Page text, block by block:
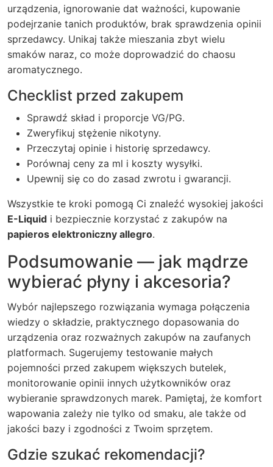
urządzenia, ignorowanie dat ważności, kupowanie
podejrzanie tanich produktów, brak sprawdzenia opinii
sprzedawcy. Unikaj także mieszania zbyt wielu
smaków naraz, co może doprowadzić do chaosu
aromatycznego.
Checklist przed zakupem
Sprawdź skład i proporcje VG/PG.
Zweryfikuj stężenie nikotyny.
Przeczytaj opinie i historię sprzedawcy.
Porównaj ceny za ml i koszty wysyłki.
Upewnij się co do zasad zwrotu i gwarancji.
Wszystkie te kroki pomogą Ci znaleźć wysokiej jakości
E-Liquid i bezpiecznie korzystać z zakupów na
papieros elektroniczny allegro.
Podsumowanie — jak mądrze
wybierać płyny i akcesoria?
Wybór najlepszego rozwiązania wymaga połączenia
wiedzy o składzie, praktycznego dopasowania do
urządzenia oraz rozważnych zakupów na zaufanych
platformach. Sugerujemy testowanie małych
pojemności przed zakupem większych butelek,
monitorowanie opinii innych użytkowników oraz
wybieranie sprawdzonych marek. Pamiętaj, że komfort
wapowania zależy nie tylko od smaku, ale także od
jakości bazy i zgodności z Twoim sprzętem.
Gdzie szukać rekomendacji?